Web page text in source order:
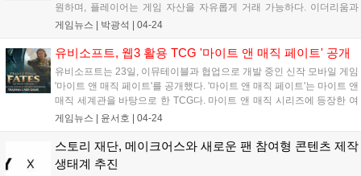
원하며, 플레이어는 게임 자산을 자유롭게 거래 가능하다. 이더리움과
호환, BNB 체인과 연동하여 안정성과 확장성을 확보했다. 24일 크로쓰
탈중앙화 아이템 경제를 제공한다. 넥써쓰는 OGF와 기술 협약을 통해
크로쓰를 표준 블록체인 게임 플랫폼으로 만들 계획이다....
게임뉴스 | 박광석 04-24
유비소프트, 웹3 활용 TCG '마이트 앤 매직 페이트' 공개
유비소프트는 23일, 이뮤테이블과 협업으로 개발 중인 신작 모바일 게임
'마이트 앤 매직 페이트'를 공개했다. '마이트 앤 매직 페이트'는 마이트 앤
매직 세계관을 바탕으로 한 TCG다. 마이트 앤 매직 시리즈에 등장한 여
러 진영의 다양한 영웅과 건물, 주문을 카드로 담아냈으며, 이를 자유롭
게임뉴스 | 윤서호 04-24
스토리 재단, 메이크어스와 새로운 팬 참여형 콘텐츠 제작
생태계 추진